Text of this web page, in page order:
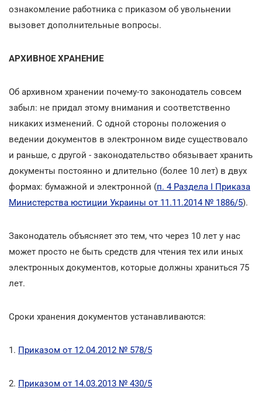
ознакомление работника с приказом об увольнении
вызовет дополнительные вопросы.
АРХИВНОЕ ХРАНЕНИЕ
Об архивном хранении почему-то законодатель совсем
забыл: не придал этому внимания и соответственно
никаких изменений. С одной стороны положения о
ведении документов в электронном виде существовало
и раньше, с другой - законодательство обязывает хранить
документы постоянно и длительно (более 10 лет) в двух
формах: бумажной и электронной (п. 4 Раздела I Приказа
Министерства юстиции Украины от 11.11.2014 № 1886/5).
Законодатель объясняет это тем, что через 10 лет у нас
может просто не быть средств для чтения тех или иных
электронных документов, которые должны храниться 75
лет.
Сроки хранения документов устанавливаются:
1. Приказом от 12.04.2012 № 578/5
2. Приказом от 14.03.2013 № 430/5